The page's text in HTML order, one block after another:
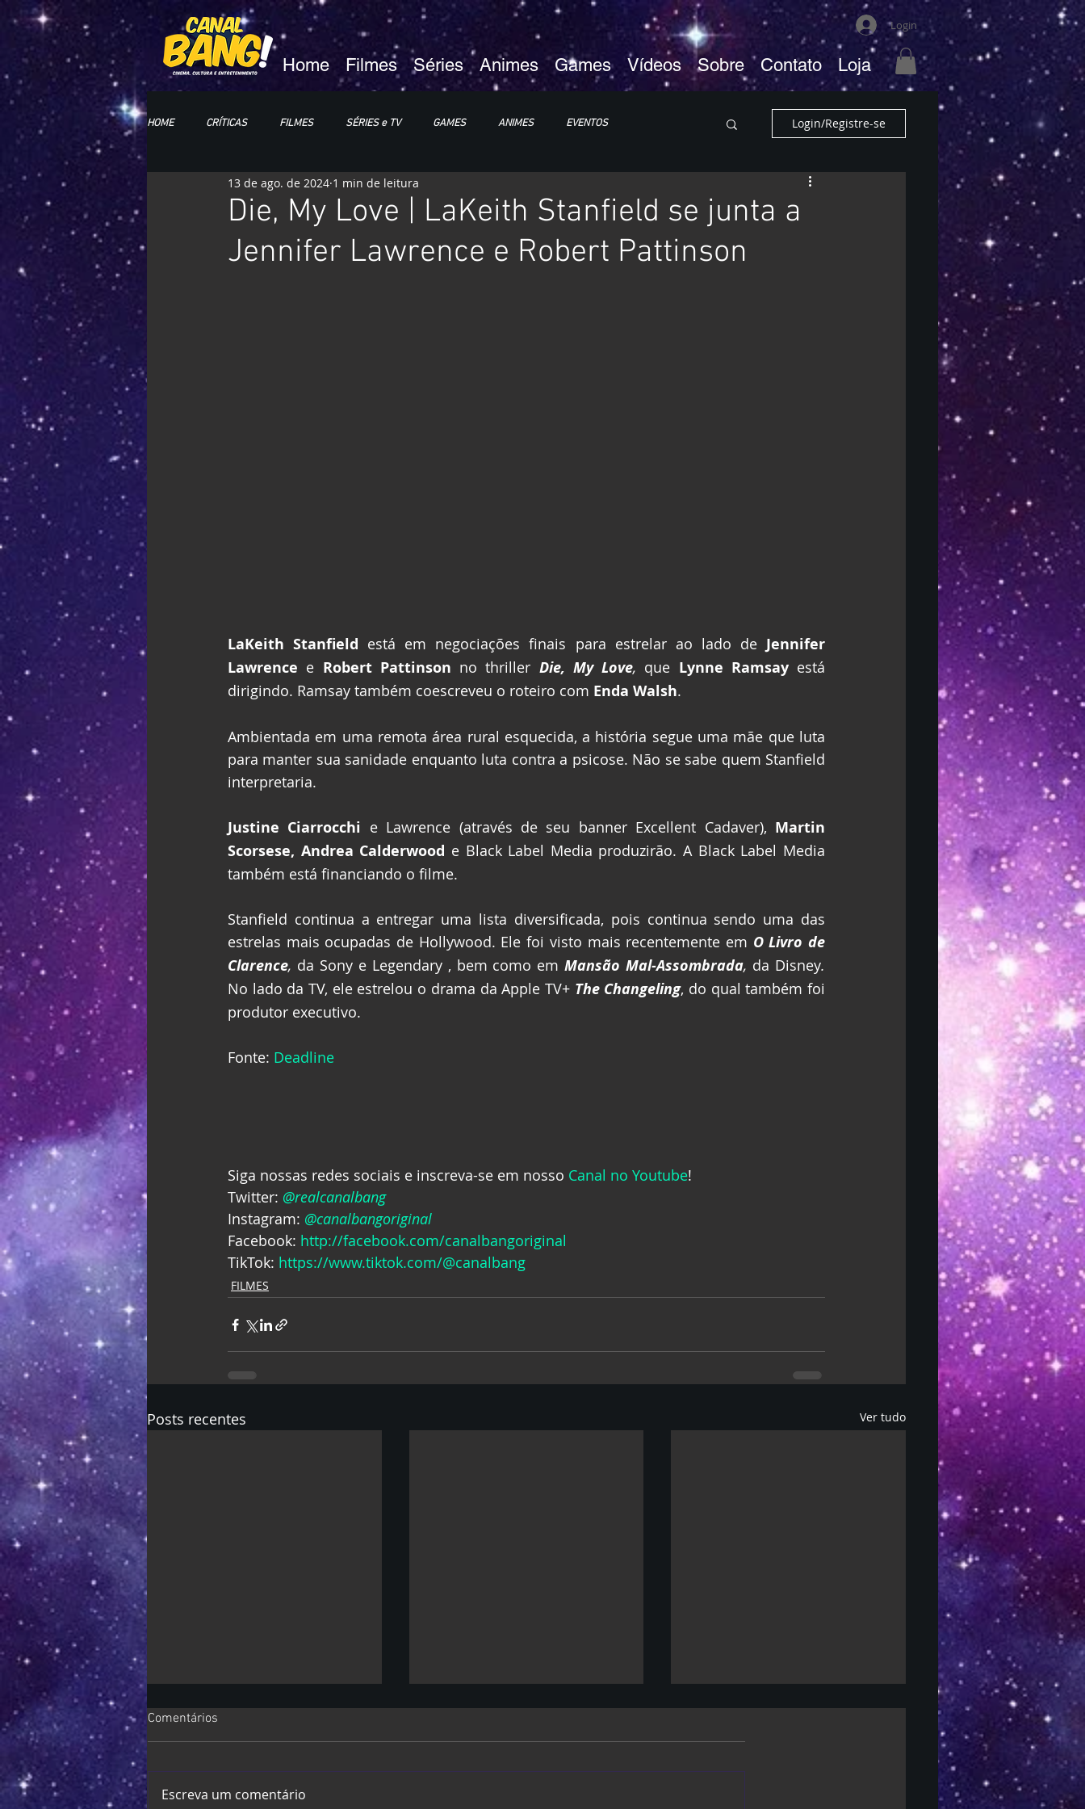
Login
Home Filmes Séries Animes Games Vídeos Sobre Contato Loja
HOME CRÍTICAS FILMES SÉRIES e TV GAMES ANIMES EVENTOS
HQs e MANGÁS LIVROS CCXP25 ImagineLand
Login/Registre-se
Die, My Love | LaKeith Stanfield se junta a
Jennifer Lawrence e Robert Pattinson
13 de ago. de 2024 1 min de leitura
LaKeith Stanfield está em negociações finais para estrelar ao lado de Jennifer
Lawrence e Robert Pattinson no thriller Die, My Love, que Lynne Ramsay está
dirigindo. Ramsay também coescreveu o roteiro com Enda Walsh.
Ambientada em uma remota área rural esquecida, a história segue uma mãe que luta
para manter sua sanidade enquanto luta contra a psicose. Não se sabe quem Stanfield
interpretaria.
Justine Ciarrocchi e Lawrence (através de seu banner Excellent Cadaver), Martin
Scorsese, Andrea Calderwood e Black Label Media produzirão. A Black Label Media
também está financiando o filme.
Stanfield continua a entregar uma lista diversificada, pois continua sendo uma das
estrelas mais ocupadas de Hollywood. Ele foi visto mais recentemente em O Livro de
Clarence, da Sony e Legendary , bem como em Mansão Mal-Assombrada, da Disney.
No lado da TV, ele estrelou o drama da Apple TV+ The Changeling, do qual também foi
produtor executivo.
Fonte: Deadline
Siga nossas redes sociais e inscreva-se em nosso Canal no Youtube!
Twitter: @realcanalbang
Instagram: @canalbangoriginal
Facebook: http://facebook.com/canalbangoriginal
TikTok: https://www.tiktok.com/@canalbang
FILMES
Posts recentes Ver tudo
Comentários
Escreva um comentário